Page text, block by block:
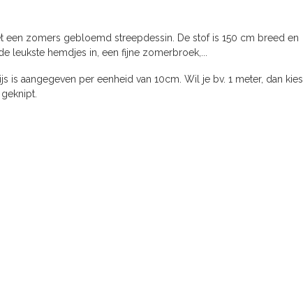
een zomers gebloemd streepdessin. De stof is 150 cm breed en
leukste hemdjes in, een fijne zomerbroek,...
is aangegeven per eenheid van 10cm. Wil je bv. 1 meter, dan kies